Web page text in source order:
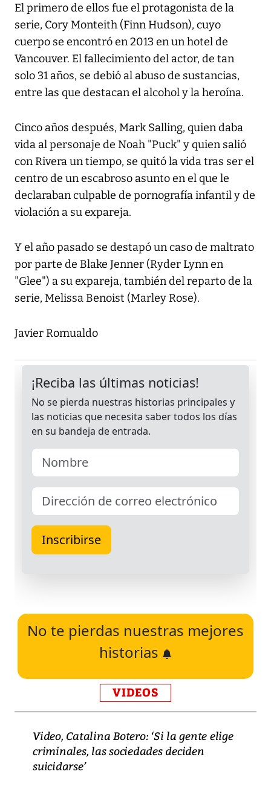
El primero de ellos fue el protagonista de la
serie, Cory Monteith (Finn Hudson), cuyo
cuerpo se encontró en 2013 en un hotel de
Vancouver. El fallecimiento del actor, de tan
solo 31 años, se debió al abuso de sustancias,
entre las que destacan el alcohol y la heroína.
Cinco años después, Mark Salling, quien daba
vida al personaje de Noah "Puck" y quien salió
con Rivera un tiempo, se quitó la vida tras ser el
centro de un escabroso asunto en el que le
declaraban culpable de pornografía infantil y de
violación a su expareja.
Y el año pasado se destapó un caso de maltrato
por parte de Blake Jenner (Ryder Lynn en
"Glee") a su expareja, también del reparto de la
serie, Melissa Benoist (Marley Rose).
Javier Romualdo
No te pierdas nuestras mejores
historias
VIDEOS
Video, Catalina Botero: ‘Si la gente elige
criminales, las sociedades deciden
suicidarse’